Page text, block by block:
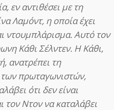
εν αντιθέσει με τη
Λαμόντ, η οποία έχει
ντουμπλάρισμα. Αυτό τον
Κάθι Σέλντεν. Η Κάθι,
ανατρέπει τη
των πρωταγωνιστών,
ότι δεν είναι
τον Ντον να καταλάβει